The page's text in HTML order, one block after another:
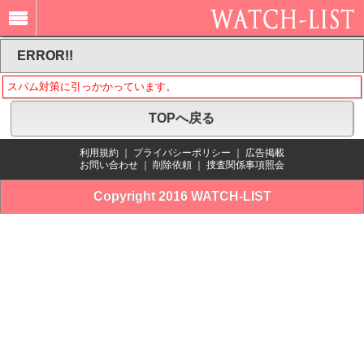
ERROR!!
スパム対策に引っかかっています。
TOPへ戻る
利用規約 プライバシーポリシー
広告掲載
お問い合わせ
削除依頼 捜査関係事項照会
Copyright 2016 WATCH-LIST